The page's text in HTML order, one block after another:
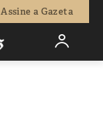
Assine a Gazeta